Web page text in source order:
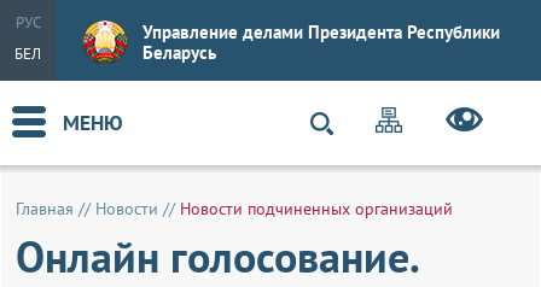
РУС
БЕЛ
Управление делами Президента Республики
Беларусь
МЕНЮ
Главная // Новости // Новости подчиненных организаций
Онлайн голосование.